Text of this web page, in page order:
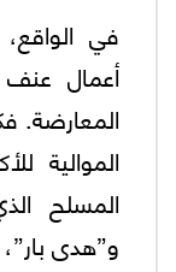
في
أعمال عنف
المعارضة.
الموالية
المسلح
و”هدى